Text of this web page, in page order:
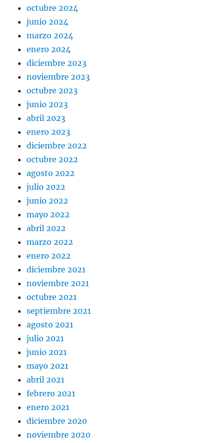
octubre 2024
junio 2024
marzo 2024
enero 2024
diciembre 2023
noviembre 2023
octubre 2023
junio 2023
abril 2023
enero 2023
diciembre 2022
octubre 2022
agosto 2022
julio 2022
junio 2022
mayo 2022
abril 2022
marzo 2022
enero 2022
diciembre 2021
noviembre 2021
octubre 2021
septiembre 2021
agosto 2021
julio 2021
junio 2021
mayo 2021
abril 2021
febrero 2021
enero 2021
diciembre 2020
noviembre 2020